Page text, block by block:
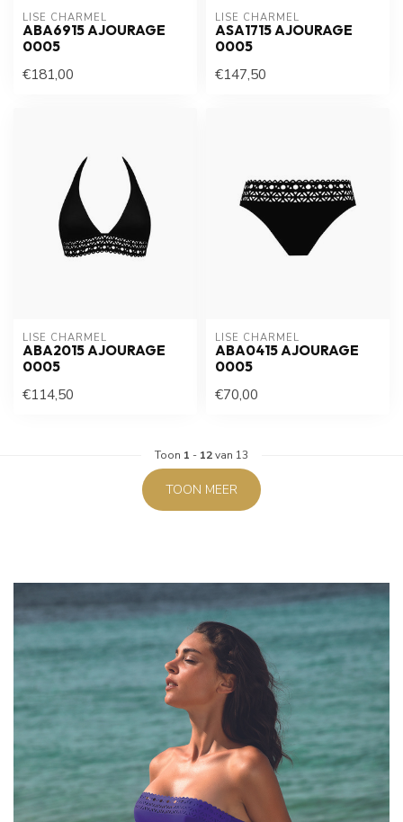
LISE CHARMEL
ABA6915 AJOURAGE
0005
€181,00
LISE CHARMEL
ASA1715 AJOURAGE
0005
€147,50
LISE CHARMEL
ABA2015 AJOURAGE
0005
€114,50
LISE CHARMEL
ABA0415 AJOURAGE
0005
€70,00
Toon 1 - 12van 13
TOON MEER